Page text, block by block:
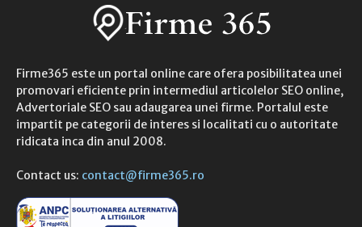
Firme365 este un portal online care ofera posibilitatea unei
promovari eficiente prin intermediul articolelor SEO online,
Advertoriale SEO sau adaugarea unei firme. Portalul este
impartit pe categorii de interes si localitati cu o autoritate
ridicata inca din anul 2008.
Contact us: contact@firme365.ro